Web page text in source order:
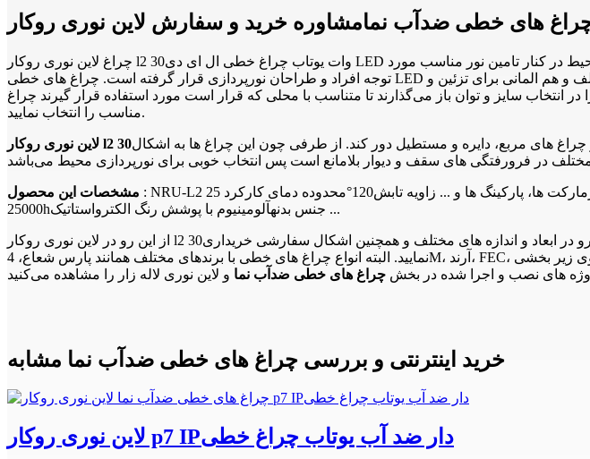
چراغ لاین نوری روکار l2 30وات یوتاب چراغ خطی ال ای دی LED نسل جدیدی از روشنایی است که امروزه با توجه به اهمیت مصرف انرژی و همچنین نیاز به مدرن بودن محیط در کنار تامین نور مناسب مورد
توجه افراد و طراحان نورپردازی قرار گرفته است. چراغ های خطی LED با توجه به اینکه شکل زیبا و مدرنی دارند می‌توانند هم راهکار مناسبی برای تامین نور محیطهای مختلف و هم المانی برای تزئین و
انتخاب سایز و توان باز می‌گذارند تا متناسب با محلی که قرار است مورد استفاده قرار گیرند چراغ
مناسب را انتخاب نمایید.
چراغ های مربع، دایره و مستطیل دور کند. از طرفی چون این چراغ ها به اشکال
مشخصات این محصول : NRU-L2 کاربردروشنایی هایپرمارکت ها، پارکینگ ها و ... زاویه تابش120°محدوده دمای کارکرد ­25°C ~ 50°C رنگ نور3000K/4000K/6000Kدرجه حفاظتIP65طول عمر اسمی>
25000hجنس بدنهآلومینیوم با پوشش رنگ الکترواستاتیک ...
از این رو در لاین نوری روکار l2 30وات یوتاب چراغ خطی و لاین نوری لاله زار می‌توانید انواع چراغ خطی مگنتی سفارشی را با نام ال فارو در ابعاد و اندازه های مختلف و همچنین اشکال سفارشی خریداری
نمایید. البته انواع چراغ های خطی با برندهای مختلف همانند پارس شعاع، 4M، آرند، FEC، بروکس، تابشگران و غیره را می‌توانید در چراغ خطی مگنتی و لاین نوری لاله زار خریداری نمایید. در ویدیوی زیر بخشی
های نصب و اجرا شده در بخش چراغ های خطی ضدآب نما
خرید اینترنتی و بررسی چراغ های خطی ضدآب نما مشابه
لاین نوری روکار p7 IPدار ضد آب یوتاب چراغ خطی